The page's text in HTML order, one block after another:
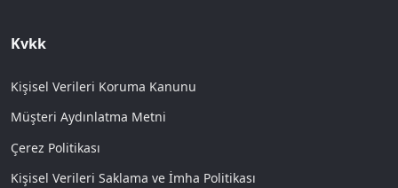
Kvkk
Kişisel Verileri Koruma Kanunu
Müşteri Aydınlatma Metni
Çerez Politikası
Kişisel Verileri Saklama ve İmha Politikası